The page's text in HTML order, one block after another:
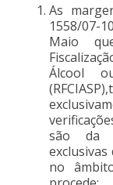
As
1558/07-
Maio
Álcool
são da
no